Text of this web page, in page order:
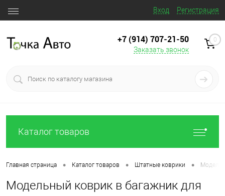
Вход Регистрация
+7 (914) 707‒21‒50
Заказать звонок
0
Каталог товаров
Главная страница • Каталог товаров • Штатные коврики •
Модельный коврик в багажник для